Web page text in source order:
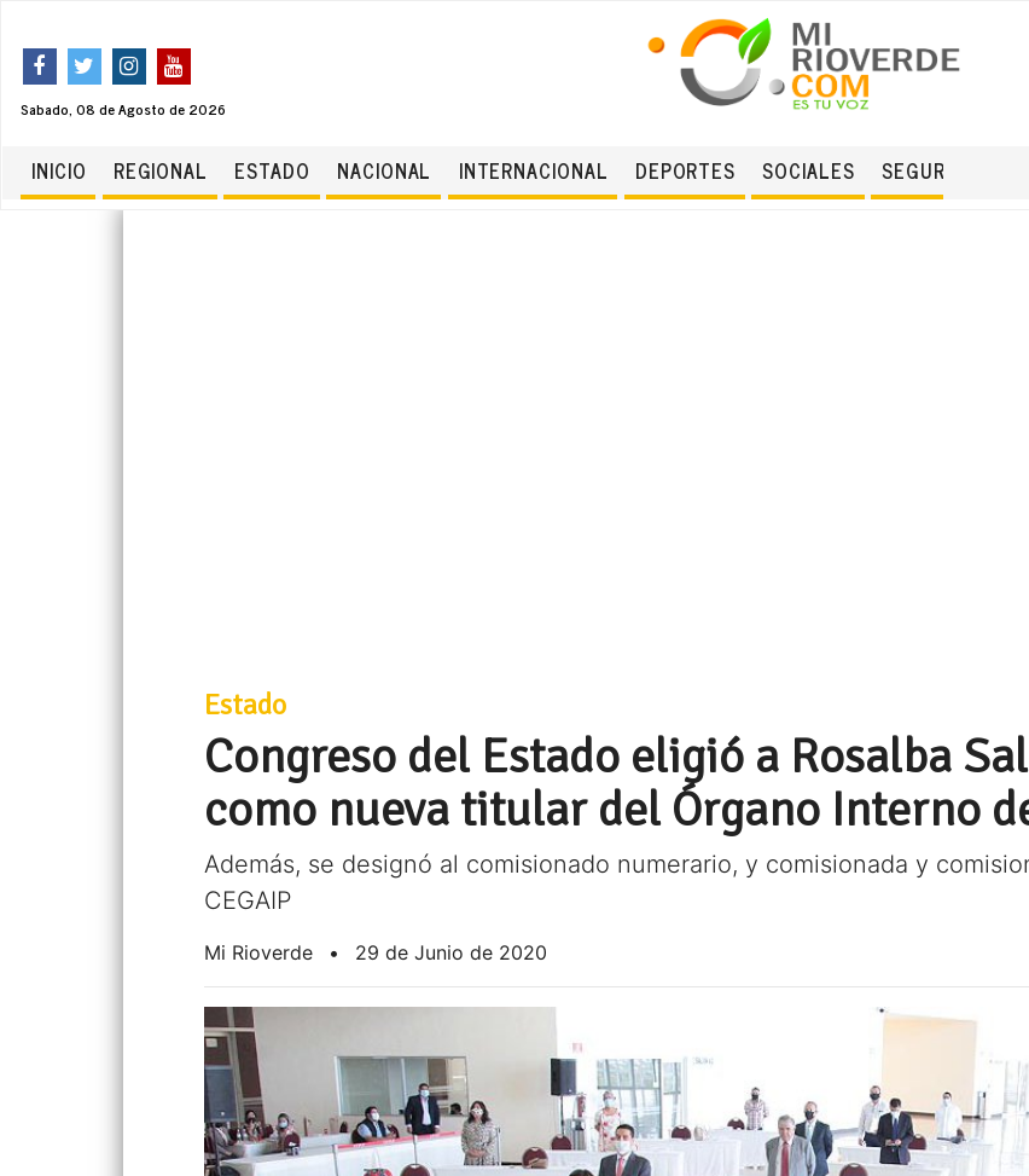
Sabado, 08 de Agosto de 2026
INICIO REGIONAL ESTADO NACIONAL INTERNACIONAL DEPORTES SOCIALES SEGURIDAD
Estado
Congreso del Estado eligió a Rosalba
como nueva titular del Órgano Interno
Además, se designó al comisionado numerario, y comisionada y
CEGAIP
Mi Rioverde • 29 de Junio de 2020